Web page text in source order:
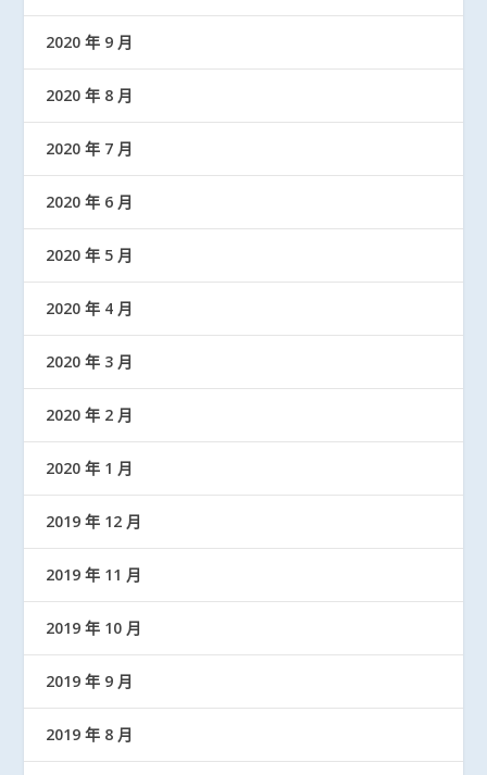
2020 年 9 月
2020 年 8 月
2020 年 7 月
2020 年 6 月
2020 年 5 月
2020 年 4 月
2020 年 3 月
2020 年 2 月
2020 年 1 月
2019 年 12 月
2019 年 11 月
2019 年 10 月
2019 年 9 月
2019 年 8 月